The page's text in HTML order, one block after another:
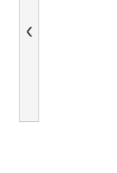
Previous